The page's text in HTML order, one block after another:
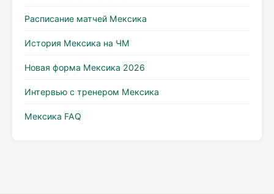
Расписание матчей Мексика
История Мексика на ЧМ
Новая форма Мексика 2026
Интервью с тренером Мексика
Мексика FAQ